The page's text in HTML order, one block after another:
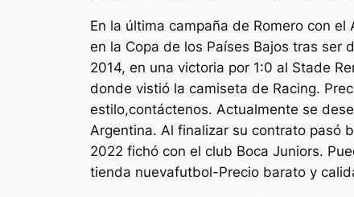
En la última campaña de Romero con
en la Copa de los Países Bajos tras ser
2014, en una victoria por 1:0 al Stade
donde vistió la camiseta de Racing.
estilo,contáctenos. Actualmente se
Argentina. Al finalizar su contrato pasó
2022 fichó con el club Boca Juniors.
tienda nuevafutbol-Precio barato y